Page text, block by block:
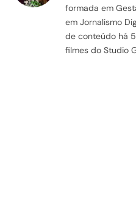
formada em
em Jornalismo
de conteúdo há
filmes do Studio